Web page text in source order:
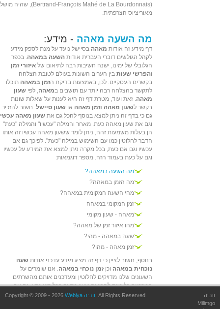
(Bertrand-François Mahé de La Bourdonnais), שהיה מושל
מאוריציוס הצרפתית.
מה השעה מאהה - מידע:
דף מידע זה אודות מאהה בסיישל נועד על מנת לספק מידע
לקהל הגולשים דוברי העברית אודות השעה במאהה. בכפר
הגלובלי של ימינו, ישנה חשיבות רבה לתיאום של איזורי זמן
והפרשי שעות בין הערים השונות בעולם לטובת הצלחה
בקשרים העסקיים. לכן, באמצעות בדיקת הזמן במאהה תוכלו
לתקשר בהצלחה רבה יותר עם תושבים במאהה, לפי שעון
מאהה. זאת ועוד, מטרת דף זה היא לענות על שאלות שונות
בקשר לשעון מאהה וזמן מאהה או שעון סיישל. חשוב להזכיר
גם כי בדף זה ניתן למצא בנוסף להכל גם את שעון מאהה
וגם את שעון מאהה כעת. מאחר והמילה "עכשיו" והמילה "כעת"
הן בעלות משמעות זהה, ניתן לומר ששעון מאהה עכשיו זה אותו
הדבר לחלוטין כמו עם השימוש במילה "כעת". לפיכך גם אם
עכשיו וגם אם כעת, בכל מקרה ניתן למצא את המידע על עכשיו
וגם על כעת בעמוד הזה. מספר דוגמאות:
מה השעה במאהה?
מה הזמן במאהה?
מהי השעה המקומית במאהה?
זמן המקומי במאהה
מאהה - שעון מקומי
מהו איזור זמן של מאהה?
שעה במאהה - מהי?
זמן מאהה - מהו?
בנוסף, חשוב לציין כי דף זה מציג מידע עדכני אודות שעה
נוכחית במאהה וכןזמן נוכחי במאהה. אנו שומרים על
השעונים שלנו מדויקים לחלוטין ומעדכנים אותם מהשרתים
המרכזים כל מנת להבטיח שעון מדויק בכל רגע נתון, גם אם
במחשב שלך הזמן המוצג איננו מדוייק - אצלנו הזמן יהיה מדויין.
ווביה
Milimgo
Copyright © 2009 - 2026 Webiya ווביה . All Rights Reserved.